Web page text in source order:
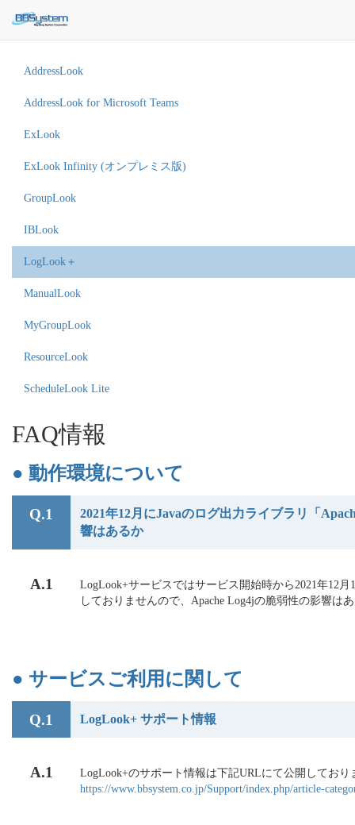
AddressLook
AddressLook for Microsoft Teams
ExLook
ExLook Infinity (オンプレミス版)
GroupLook
IBLook
LogLook＋
ManualLook
MyGroupLook
ResourceLook
ScheduleLook Lite
FAQ情報
● 動作環境について
Q.1
2021年12月にJavaのログ出力ライブラリ「
響はあるか
A.1
LogLook+サービスではサービス開始時から2021年12
しておりませんので、Apache Log4jの脆弱性の影響は
● サービスご利用に関して
Q.1 LogLook+ サポート情報
A.1
LogLook+のサポート情報は下記URLにて公開してお
https://www.bbsystem.co.jp/Support/index.php/article-